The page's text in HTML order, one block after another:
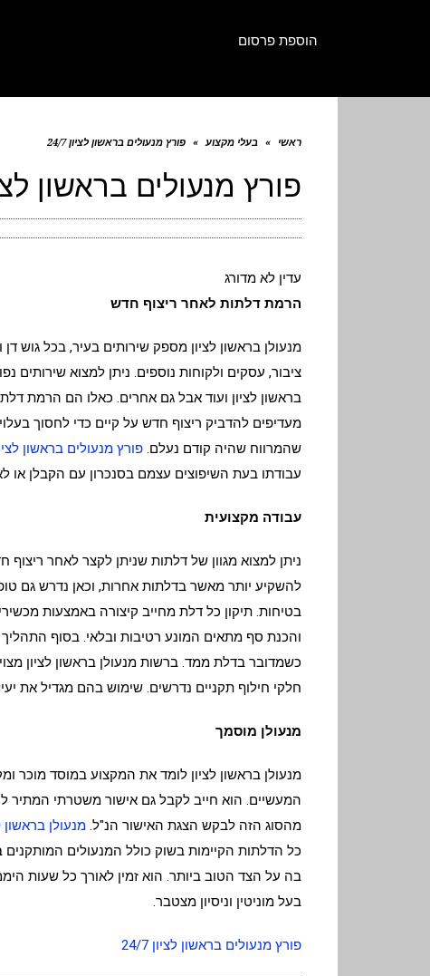
הוספת פרסום
ראשי » בעלי מקצוע » פורץ מנעולים בראשון לציון 24/7
פורץ מנעולים בראשון לציון
עדין לא מדורג
הרמת דלתות לאחר ריצוף חדש
מנעולן בראשון לציון מספק שירותים בעיר, בכל גוש
ציבור, עסקים ולקוחות נוספים. ניתן למצוא שירותים
בראשון לציון ועוד אבל גם אחרים. כאלו הם הרמת
מעדיפים להדביק ריצוף חדש על קיים כדי לחסוך
שהמרווח שהיה קודם נעלם. פורץ מנעולים בראשון
עבודתו בעת השיפוצים עצמם בסנכרון עם הקבלן או
עבודה מקצועית
ניתן למצוא מגוון של דלתות שניתן לקצר לאחר
בטיחות. תיקון כל דלת מחייב קיצורה באמצעות
והכנת סף מתאים המונע רטיבות ובלאי. בסוף התהליך
כשמדובר בדלת ממד. ברשות מנעולן בראשון לציון
חלקי חילוף תקניים נדרשים. שימוש בהם מגדיל את
מנעולן מוסמך
מנעולן בראשון לציון לומד את המקצוע במוסד
המעשיים. הוא חייב לקבל גם אישור משטרתי המתיר
מהסוג הזה לבקש הצגת האישור הנ"ל. מנעולן בראשון
כל הדלתות הקיימות בשוק כולל המנעולים
בה על הצד הטוב ביותר. הוא זמין לאורך כל שעות
בעל מוניטין וניסיון מצטבר.
פורץ מנעולים בראשון לציון 24/7